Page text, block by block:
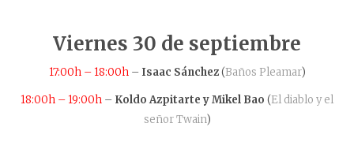
Viernes 30 de septiembre
17:00h – 18:00h– Isaac Sánchez(Baños Pleamar)
18:00h – 19:00h – Koldo Azpitarte yMikel Bao (El diablo y el
señor Twain)